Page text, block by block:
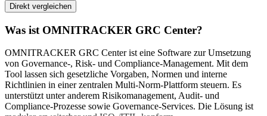
Direkt vergleichen
Was ist OMNITRACKER GRC Center?
OMNITRACKER GRC Center ist eine Software zur Umsetzung
von Governance-, Risk- und Compliance-Management. Mit dem
Tool lassen sich gesetzliche Vorgaben, Normen und interne
Richtlinien in einer zentralen Multi-Norm-Plattform steuern. Es
unterstützt unter anderem Risikomanagement, Audit- und
Compliance-Prozesse sowie Governance-Services. Die Lösung ist